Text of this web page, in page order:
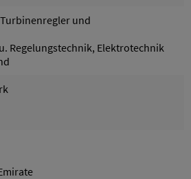
und
Regelungstechnik, Elektrotechnik